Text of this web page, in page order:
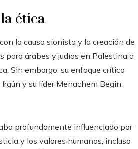
ética
la causa sionista y la creación de
para árabes y judíos en Palestina a
Sin embargo, su enfoque crítico
y su líder Menachem Begin,
profundamente influenciado por
y los valores humanos, incluso